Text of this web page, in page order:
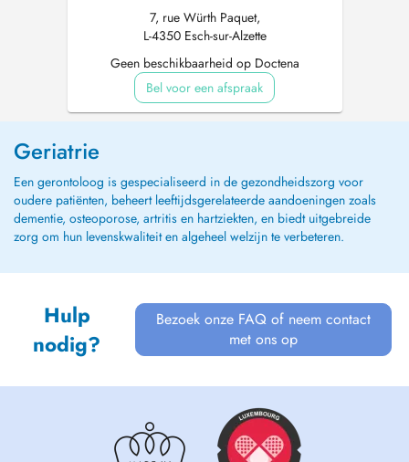
7, rue Würth Paquet,
L-4350 Esch-sur-Alzette
Geen beschikbaarheid op Doctena
Bel voor een afspraak
Geriatrie
Een gerontoloog is gespecialiseerd in de gezondheidszorg voor
oudere patiënten, beheert leeftijdsgerelateerde aandoeningen zoals
dementie, osteoporose, artritis en hartziekten, en biedt uitgebreide
zorg om hun levenskwaliteit en algeheel welzijn te verbeteren.
Hulp
nodig?
Bezoek onze FAQ of neem contact
met ons op